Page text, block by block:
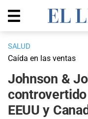
SALUD
Caída en las ventas
Johnson &
EEUU y